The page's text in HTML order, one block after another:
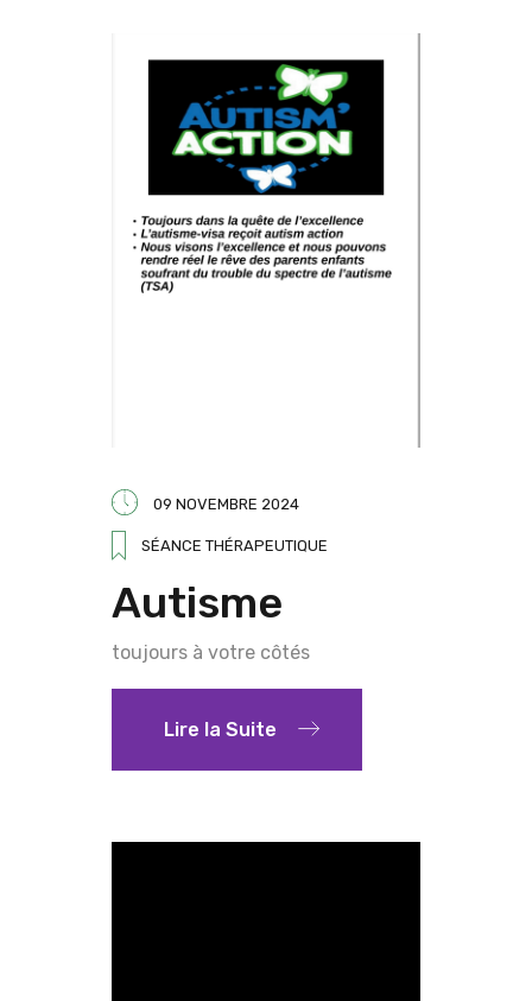
09 NOVEMBRE 2024
SÉANCE THÉRAPEUTIQUE
Autisme
toujours à votre côtés
Lire la Suite